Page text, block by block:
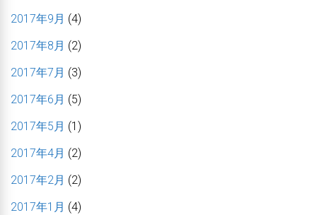
2017年9月 (4)
2017年8月 (2)
2017年7月 (3)
2017年6月 (5)
2017年5月 (1)
2017年4月 (2)
2017年2月 (2)
2017年1月 (4)